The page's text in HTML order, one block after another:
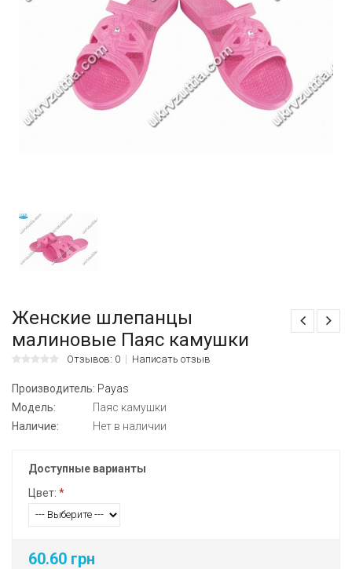
Женские шлепанцы
малиновые Паяс камушки
Отзывов: 0 Написать отзыв
Производитель: Payas
Модель:
Паяс камушки
Наличие:
Нет в наличии
Доступные варианты
Цвет: *
60.60 грн